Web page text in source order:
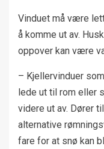
Vinduet må være
å komme ut av.
oppover kan være
– Kjellervinduer
lede ut til rom eller
videre ut av. Dører
alternative
fare for at snø kan